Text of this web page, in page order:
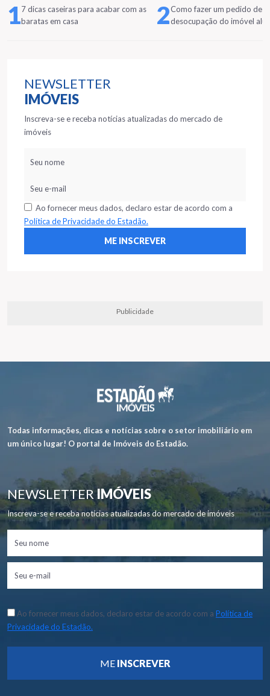
17 dicas caseiras para acabar com as
baratas em casa
2Como fazer um pedido de
desocupação do imóvel
NEWSLETTER
IMÓVEIS
Inscreva-se e receba notícias atualizadas do mercado de
imóveis
Ao fornecer meus dados, declaro estar de acordo com a
Política de Privacidade do Estadão.
Publicidade
Todas informações, dicas e notícias sobre o setor imobiliário em
um único lugar! O portal de Imóveis do Estadão.
NEWSLETTERIMÓVEIS
Inscreva-se e receba notícias atualizadas do mercado de imóveis
Ao fornecer meus dados, declaro estar de acordo com a Política de
Privacidade do Estadão.
ME INSCREVER